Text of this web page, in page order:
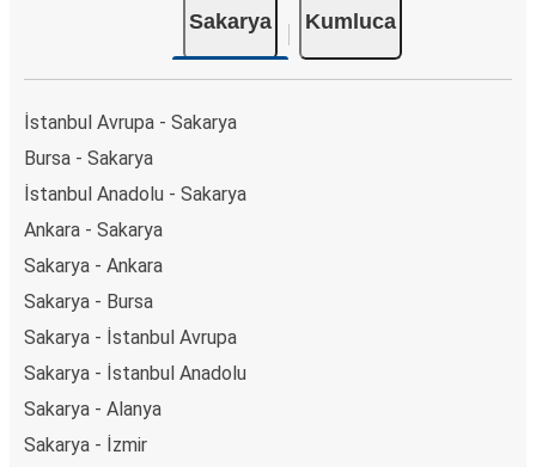
Sakarya Kumluca
İstanbul Avrupa - Sakarya
Bursa - Sakarya
İstanbul Anadolu - Sakarya
Ankara - Sakarya
Sakarya - Ankara
Sakarya - Bursa
Sakarya - İstanbul Avrupa
Sakarya - İstanbul Anadolu
Sakarya - Alanya
Sakarya - İzmir